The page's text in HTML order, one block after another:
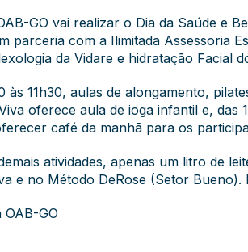
GO vai realizar o Dia da Saúde e
com a Ilimitada Assessoria
da Vidare e hidratação Facial
às 11h30, aulas de alongamento,
oferece aula de ioga infantil e, das
café da manhã para os
atividades, apenas um litro de
e no Método DeRose (Setor
GO